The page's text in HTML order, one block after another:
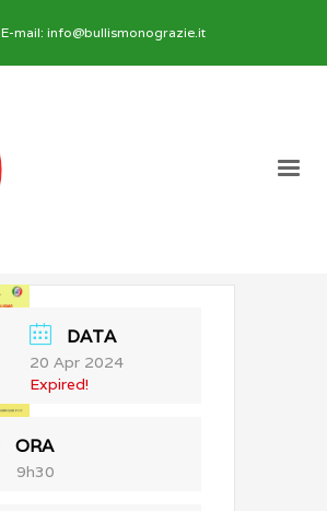
E-mail: info@bullismonograzie.it
DATA
20 Apr 2024
Expired!
ORA
9h30